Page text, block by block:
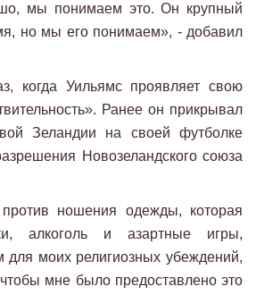
мы понимаем это. Он крупный
но мы его понимаем», - добавил
когда Уильямс проявляет свою
Ранее он прикрывал
Зеландии на своей футболке
Новозеландского союза
ношения одежды, которая
алкоголь и азартные игры,
для моих религиозных убеждений,
мне было предоставлено это